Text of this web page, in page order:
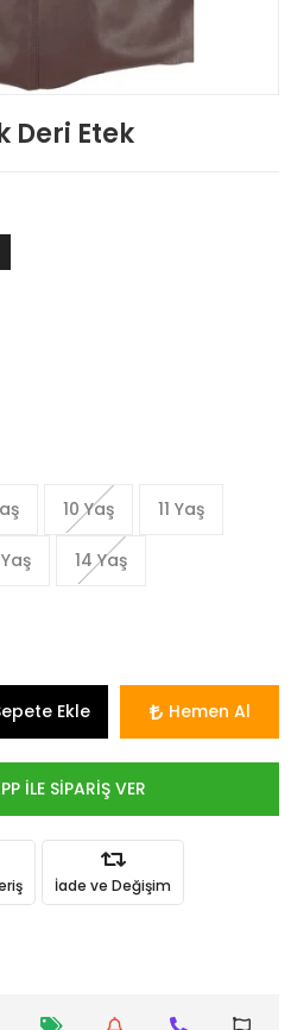
Deri Etek
10 Yaş 11 Yaş
14 Yaş
Ekle Hemen Al
İLE SİPARİŞ VER
İade ve Değişim